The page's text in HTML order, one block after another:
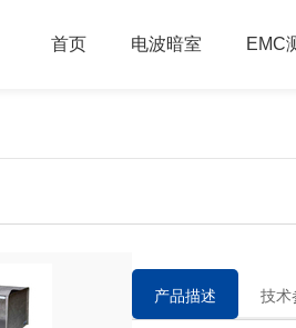
首页 电波暗室 EMC
产品描述 技术